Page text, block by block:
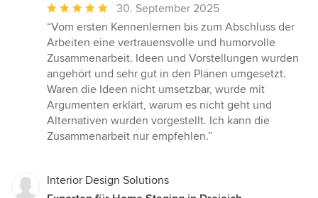
Durchschnittliche
Bewertung:
5
von
5
Sternen
30. September 2025
“Vom ersten Kennenlernen bis zum Abschluss der
Arbeiten eine vertrauensvolle und humorvolle
Zusammenarbeit. Ideen und Vorstellungen wurden
angehört und sehr gut in den Plänen umgesetzt.
Waren die Ideen nicht umsetzbar, wurde mit
Argumenten erklärt, warum es nicht geht und
Alternativen wurden vorgestellt. Ich kann die
Zusammenarbeit nur empfehlen.”
Interior Design Solutions